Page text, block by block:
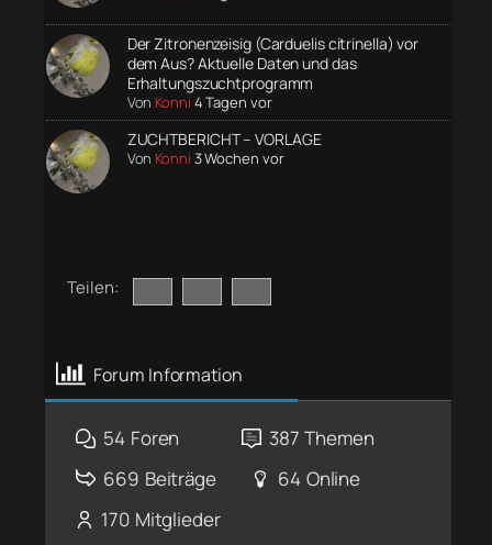
Der Zitronenzeisig (Carduelis citrinella) vor
dem Aus? Aktuelle Daten und das
Erhaltungszuchtprogramm
Von Konni 4 Tagen vor
ZUCHTBERICHT – VORLAGE
Von Konni 3 Wochen vor
Teilen:
Forum Information
54 Foren 387 Themen
669 Beiträge 64 Online
170 Mitglieder